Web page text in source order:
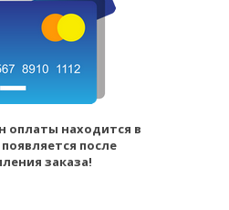
оплаты находится в
после
заказа!